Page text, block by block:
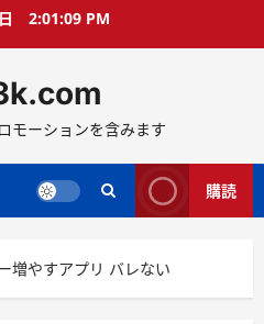
2:01:09 PM
モーションを含みます
購読
増やすアプリ バレない